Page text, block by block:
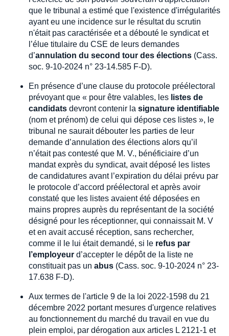
que le tribunal a estimé que l'existence d'irrégularités
ayant eu une incidence sur le résultat du scrutin
n'était pas caractérisée et a débouté le syndicat et
l’élue titulaire du CSE de leurs demandes
d’annulation du second tour des élections (Cass.
soc. 9-10-2024 n° 23-14.585 F-D).
En présence d’une clause du protocole préélectoral
prévoyant que « pour être valables, les listes de
candidats devront contenir la signature identifiable
(nom et prénom) de celui qui dépose ces listes », le
tribunal ne saurait débouter les parties de leur
demande d’annulation des élections alors qu’il
n’était pas contesté que M. V., bénéficiaire d’un
mandat exprès du syndicat, avait déposé les listes
de candidatures avant l’expiration du délai prévu par
le protocole d’accord préélectoral et après avoir
constaté que les listes avaient été déposées en
mains propres auprès du représentant de la société
désigné pour les réceptionner, qui connaissait M. V
et en avait accusé réception, sans rechercher,
comme il le lui était demandé, si le refus par
l’employeur d’accepter le dépôt de la liste ne
constituait pas un abus (Cass. soc. 9-10-2024 n° 23-
17.638 F-D).
Aux termes de l'article 9 de la loi 2022-1598 du 21
décembre 2022 portant mesures d'urgence relatives
au fonctionnement du marché du travail en vue du
plein emploi, par dérogation aux articles L 2121-1 et